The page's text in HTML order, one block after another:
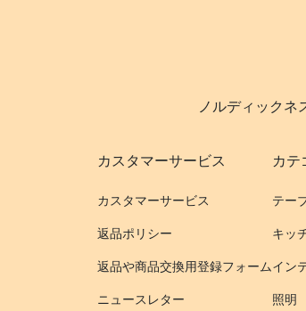
ノルディック
カスタマーサービス
カスタマーサービス
返品ポリシー
返品や商品交換用登録フォーム
ニュースレター
カテ
テー
キッ
イン
照明